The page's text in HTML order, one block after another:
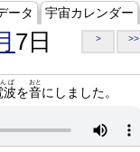
ータ 宇宙カレンダー
7日 > >>
波
ぱ
を音
おと
にしました。